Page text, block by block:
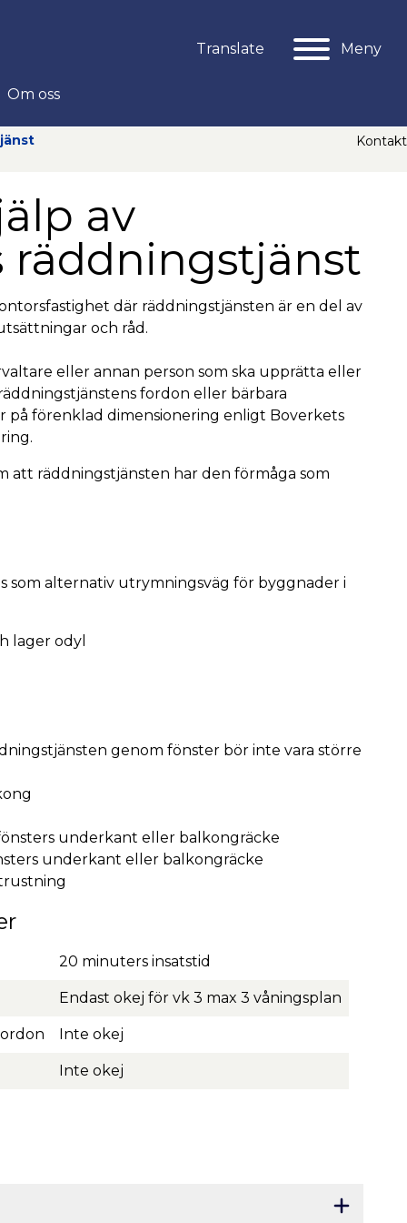
Translate Meny
Om oss
Kontakt
av
räddningstjänst
där räddningstjänsten är en del av
och råd.
eller annan person som ska upprätta eller
fordon eller bärbara
förenklad dimensionering enligt Boverkets
att räddningstjänsten har den förmåga som
som alternativ utrymningsväg för byggnader i
lager odyl
genom fönster bör inte vara större
underkant eller balkongräcke
underkant eller balkongräcke
20 minuters insatstid
Endast okej för vk 3 max 3 våningsplan
Inte okej
Inte okej
Öppna